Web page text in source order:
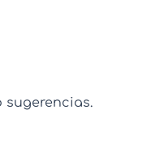
sugerencias.